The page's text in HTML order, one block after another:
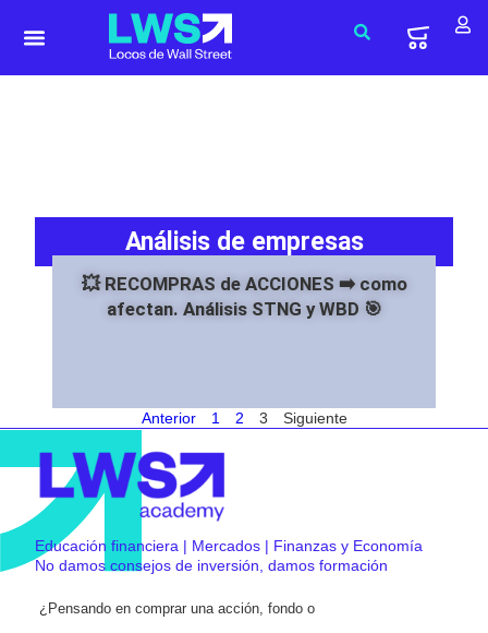
Análisis de empresas
💥 RECOMPRAS de ACCIONES ➡️ como
afectan. Análisis STNG y WBD 🎯
Anterior 1 2 3 Siguiente
Educación financiera | Mercados | Finanzas y Economía
No damos consejos de inversión, damos formación
¿Pensando en comprar una acción, fondo o